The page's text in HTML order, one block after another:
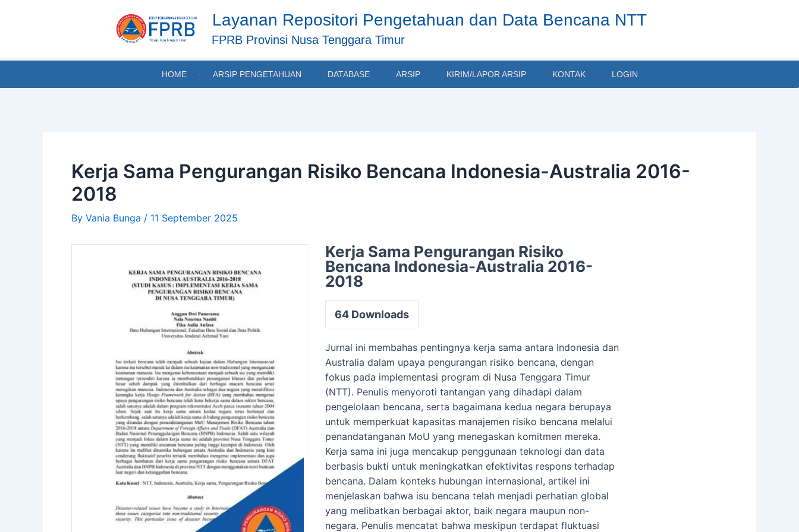
Layanan Repositori Pengetahuan dan Data Bencana NTT
FPRB Provinsi Nusa Tenggara Timur
HOME ARSIP PENGETAHUAN DATABASE ARSIP KIRIM/LAPOR ARSIP KONTAK LOGIN
Kerja Sama Pengurangan Risiko Bencana Indonesia-Australia 2016-
2018
By Vania Bunga / 11 September 2025
Kerja Sama Pengurangan Risiko
Bencana Indonesia-Australia 2016-
2018
64 Downloads
Jurnal ini membahas pentingnya kerja sama antara Indonesia dan
Australia dalam upaya pengurangan risiko bencana, dengan
fokus pada implementasi program di Nusa Tenggara Timur
(NTT). Penulis menyoroti tantangan yang dihadapi dalam
pengelolaan bencana, serta bagaimana kedua negara berupaya
untuk memperkuat kapasitas manajemen risiko bencana melalui
penandatanganan MoU yang menegaskan komitmen mereka.
Kerja sama ini juga mencakup penggunaan teknologi dan data
berbasis bukti untuk meningkatkan efektivitas respons terhadap
bencana. Dalam konteks hubungan internasional, artikel ini
menjelaskan bahwa isu bencana telah menjadi perhatian global
yang melibatkan berbagai aktor, baik negara maupun non-
negara. Penulis mencatat bahwa meskipun terdapat fluktuasi
navigation